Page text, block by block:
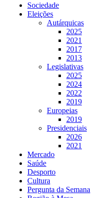
Sociedade
Eleições
Autárquicas
2025
2021
2017
2013
Legislativas
2025
2024
2022
2019
Europeias
2019
Presidenciais
2026
2021
Mercado
Saúde
Desporto
Cultura
Pergunta da Semana